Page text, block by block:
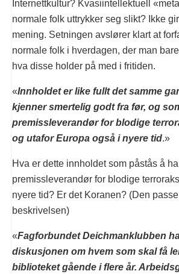
Internettkultur? Kvasiintellektuell
normale folk uttrykker seg slikt? Ikke
mening. Setningen avslører klart at
normale folk i hverdagen, der man
hva disse holder på med i fritiden.
«Innholdet er like fullt det samme
kjenner smertelig godt fra før, og
premissleverandør for blodige
og utafor Europa også i nyere tid.»
Hva er dette innholdet som påstås å
premissleverandør for blodige
nyere tid? Er det Koranen? (Den
beskrivelsen)
«Fagforbundet Deichmanklubben
diskusjonen om hvem som skal få
biblioteket gående i flere år.